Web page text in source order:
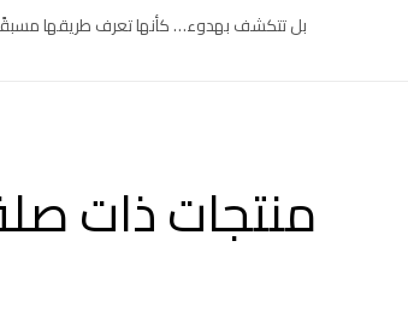
بل تتكشف بهدوء… كأنها تعرف طريقها
منتجات ذات